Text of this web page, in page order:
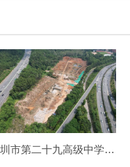
深圳市第二十九高级中学项目桩基及支护工程